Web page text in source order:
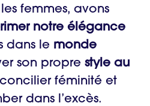
femmes, avons
notre élégance
dans le monde
son propre style au
concilier féminité et
dans l’excès.